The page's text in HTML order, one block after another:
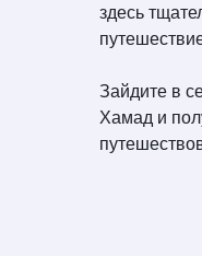
здесь
Зайдите в
Хамад и